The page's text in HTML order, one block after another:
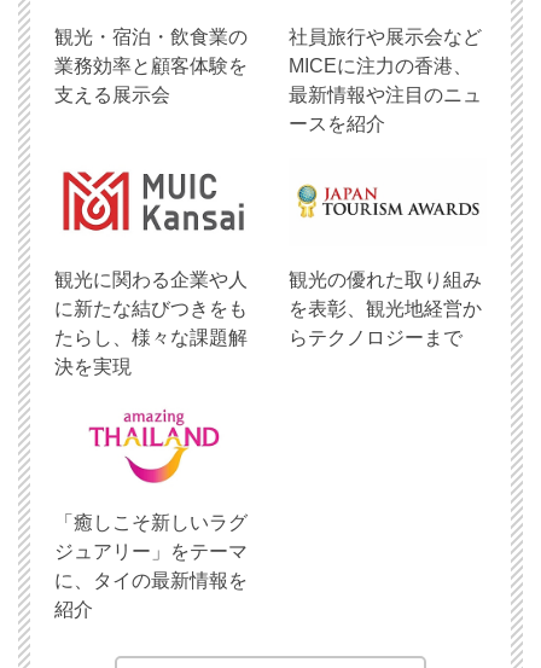
観光・宿泊・飲食業の
業務効率と顧客体験を
支える展示会
社員旅行や展示会など
MICEに注力の香港、
最新情報や注目のニュ
ースを紹介
観光に関わる企業や人
に新たな結びつきをも
たらし、様々な課題解
決を実現
観光の優れた取り組み
を表彰、観光地経営か
らテクノロジーまで
「癒しこそ新しいラグ
ジュアリー」をテーマ
に、タイの最新情報を
紹介